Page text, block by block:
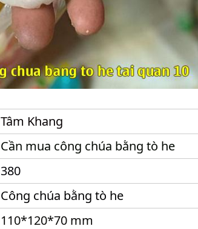
Tâm Khang
Cần mua công chúa bằng tò he
380
Công chúa bằng tò he
110*120*70 mm